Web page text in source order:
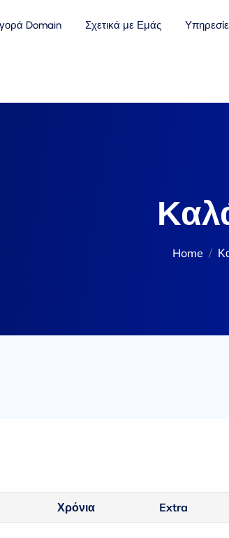
Domain Σχετικά με Εμάς
Home
Χρόνια Extra